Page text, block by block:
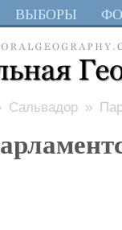
ВЫБОРЫ
Сальвадор »